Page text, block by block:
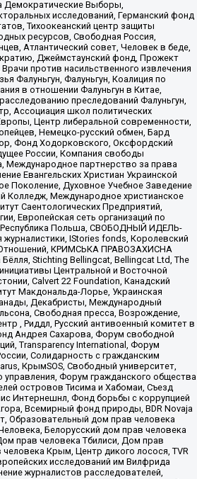
Демократические Выборы,
исследований, Германский фонд
Тихоокеанский центр защиты
ресурсов, Свободная Россия,
Атлантический совет, Человек в беде,
Джеймстаунский фонд, Прожект
против насильственного извлечения
Фалуньгун, Фалуньгун, Коалиция по
в отношении Фалуньгун в Китае,
преследований Фалуньгун,
Ассоциация школ политических
Центр либеральной современности,
Немецко-русский обмен, Бард
Фонд Ходорковского, Оксфордский
России, Компания свободы
Международное партнерство за права
Евангельских Христиан Украинской
Поколение, Духовное Учебное Заведение
Колледж, Международное христианское
Саентологических Предприятий,
Европейская сеть организаций по
Польша, СВОБОДНЫЙ ИДЕЛЬ-
IStories fonds, Королевский
КРИМСЬКА ПРАВОЗАХИСНА
Stichting Bellingcat, Bellingcat Ltd, The
Центральной и Восточной
Calvert 22 Foundation, Канадский
Макдональда-Лорье, Украинская
Декабристы, Международный
Свободная пресса, Возрождение,
, Риддл, Русский антивоенный комитет в
Андрея Сахарова, Форум свободной
Transparеncy International, Форум
Солидарность с гражданским
КрымSOS, Свободный университет,
управления, Форум гражданского общества
островов Тисима и Хабомаи, Съезд
Интернешнл, Фонд борьбы с коррупцией
Всемирный фонд природы, BDR Novaja
Образовательный дом прав человека
Белорусский дом прав человека
прав человека Тбилиси, Дом прав
Крым, Центр дикого лосося, TVR
исследований им Вилфрида
журналистов расследователей,